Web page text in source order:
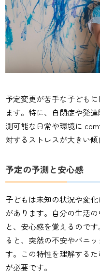
予定変更が苦手な子ども
ます。特に、自閉症や発
測可能な日常や環境に
対するストレスが大きい傾
予定の予測と安心感
子どもは未知の状況や変
があります。自分の生活
と、安心感を覚えるので
ると、突然の不安やパニ
す。この特性を理解する
が必要です。